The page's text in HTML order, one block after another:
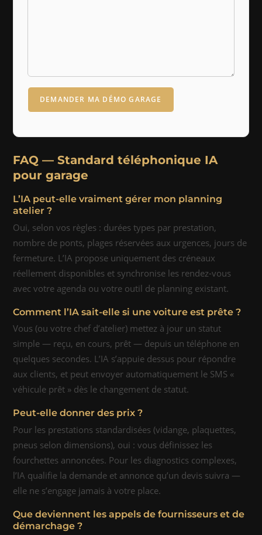
DEMANDER MA DÉMO GARAGE
FAQ — Standard téléphonique IA
pour garage
L’IA peut-elle vraiment gérer mon planning
atelier ?
Oui, selon vos règles : durées types par prestation,
nombre de ponts, plages réservées aux urgences, jours de
fermeture. L’IA propose uniquement des créneaux
réellement disponibles et synchronise les rendez-vous
avec votre agenda ou votre outil de planning existant.
Comment l’IA sait-elle si une voiture est prête ?
Vous (ou votre chef d’atelier) mettez à jour un statut
simple — reçu, en cours, prêt — depuis un téléphone en
quelques secondes. L’IA s’appuie dessus pour répondre
aux clients, et peut envoyer automatiquement le SMS «
véhicule prêt » dès le changement de statut.
Peut-elle donner des prix ?
Pour les prestations standardisées (vidange, plaquettes,
pneus selon dimensions), oui : vous définissez les
fourchettes annoncées. Pour les diagnostics complexes,
l’IA qualifie la demande et annonce qu’un devis suivra —
elle ne s’engage jamais à votre place.
Que deviennent les appels de fournisseurs et de
démarchage ?